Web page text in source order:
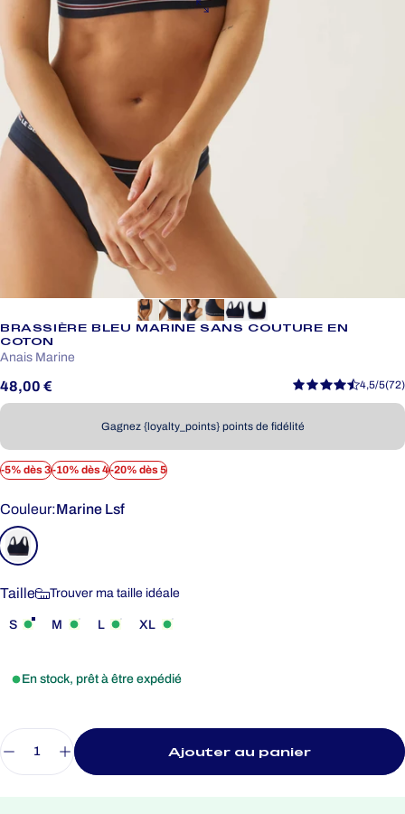
BRASSIÈRE BLEU MARINE SANS COUTURE EN
COTON
Anais Marine
48,00 € 4,5/5(72)
Gagnez {loyalty_points} points de fidélité
-5% dès 3-10% dès 4-20% dès 5
Couleur
Couleur:Marine Lsf
Taille
Taille Trouver ma taille idéale
S M L XL
En stock, prêt à être expédié
Quantité
Ajouter au panier